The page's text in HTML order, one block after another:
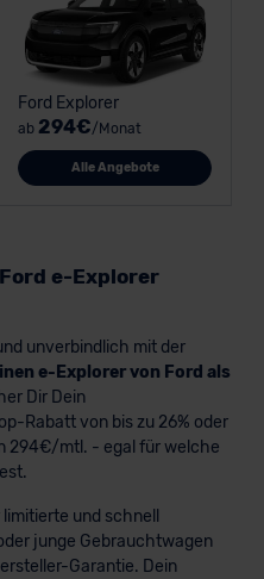
Ford Explorer
ab 294€/Monat
Alle Angebote
e-Explorer
unverbindlich mit der
e-Explorer von Ford als
Dir Dein
Rabatt von bis zu 26% oder
294€/mtl. - egal für welche
und schnell
junge Gebrauchtwagen
Garantie. Dein